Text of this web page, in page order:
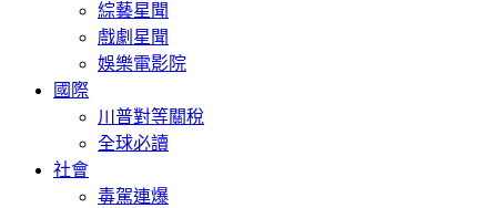
綜藝星聞
戲劇星聞
娛樂電影院
國際
川普對等關稅
全球必讀
社會
毒駕連爆